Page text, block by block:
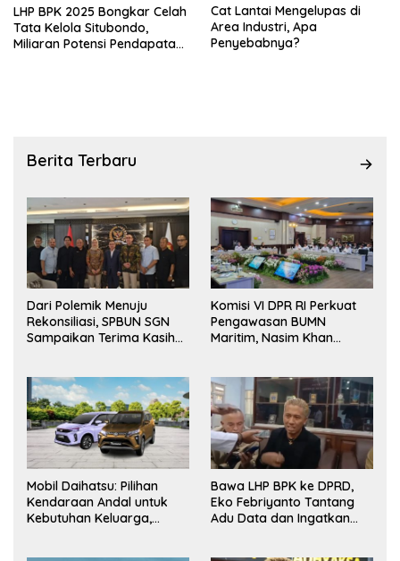
LHP BPK 2025 Bongkar Celah
Tata Kelola Situbondo,
Miliaran Potensi Pendapatan
Cat Lantai Mengelupas di
Area Industri, Apa
Penyebabnya?
Berita Terbaru
Dari Polemik Menuju
Rekonsiliasi, SPBUN SGN
Sampaikan Terima Kasih
Perselisihan
Komisi VI DPR RI Perkuat
Pengawasan BUMN
Maritim, Nasim Khan
Mobil Daihatsu: Pilihan
Kendaraan Andal untuk
Kebutuhan Keluarga,
Bawa LHP BPK ke DPRD,
Eko Febriyanto Tantang
Adu Data dan Ingatkan